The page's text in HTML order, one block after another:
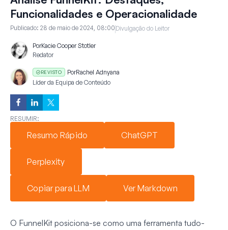
Funcionalidades e Operacionalidade
Publicado: 28 de maio de 2024, 08:00 Divulgação do Leitor
PorKacie Cooper Stotler
Redator
REVISTO PorRachel Adnyana
Líder da Equipa de Conteúdo
RESUMIR:
Resumo Rápido ChatGPT
Perplexity
Copiar para LLM Ver Markdown
O FunnelKit posiciona-se como uma ferramenta tudo-